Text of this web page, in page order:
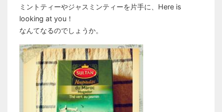
ミントティーやジャスミンティーを片手に、Here is
looking at you！
なんてなるのでしょうか。